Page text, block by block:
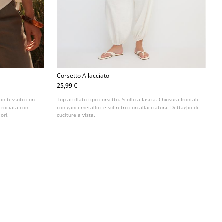
tessuto con
con
Corsetto Allacciato
25,99 €
Top attillato tipo corsetto. Scollo a fascia. Chiusura frontale
con ganci metallici e sul retro con allacciatura. Dettaglio di
cuciture a vista.